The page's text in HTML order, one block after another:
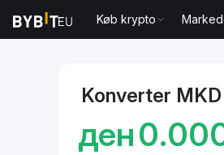
Køb krypto
Konverter
ден